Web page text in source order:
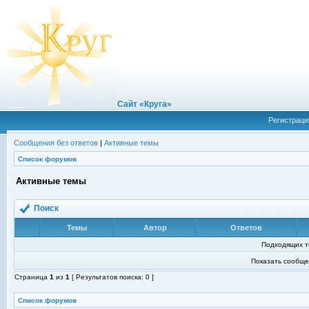
Сайт «Круга»
Сообщения без ответов | Активные темы
Список форумов
Активные темы
Поиск
Темы Автор Ответов
Подходящих
Показать
Страница 1 из 1 [ Результатов поиска: 0 ]
Список форумов